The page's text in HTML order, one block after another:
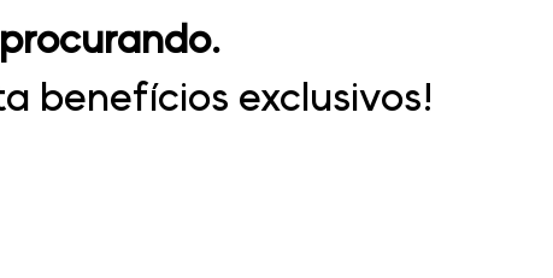
benefícios exclusivos!